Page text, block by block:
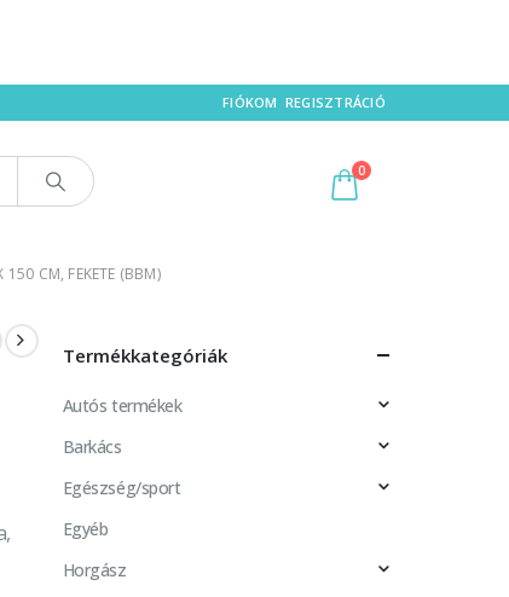
FIÓKOM REGISZTRÁCIÓ
0
150 CM, FEKETE (BBM)
Termékkategóriák
Autós termékek
Barkács
Egészség/sport
Egyéb
Horgász